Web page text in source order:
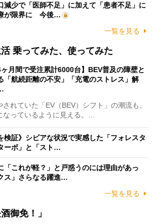
減少で「医師不足」に加えて「患者不足」に
が限界に 今後…
一覧を見る
乗ってみた、使ってみた
ヶ月間で受注累計6000台】BEV普及の障壁と
「航続距離の不安」「充電のストレス」解
れていた「EV（BEV）シフト」の潮流も、
っているように見える。…
検証》シビアな状況で実感した「フォレスタ
ーボ」と「スト…
「これが軽？」と戸惑うのには理由があっ
ス」さらなる躍進…
一覧を見る
御免！」